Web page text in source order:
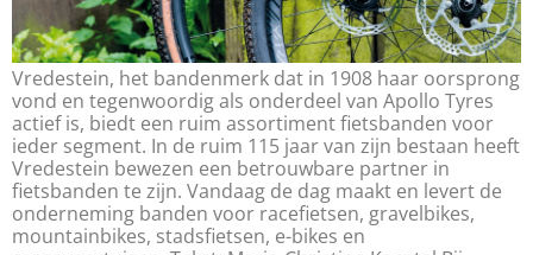
Vredestein, het bandenmerk dat in 1908 haar oorsprong
vond en tegenwoordig als onderdeel van Apollo Tyres
actief is, biedt een ruim assortiment fietsbanden voor
ieder segment. In de ruim 115 jaar van zijn bestaan heeft
Vredestein bewezen een betrouwbare partner in
fietsbanden te zijn. Vandaag de dag maakt en levert de
onderneming banden voor racefietsen, gravelbikes,
mountainbikes, stadsfietsen, e-bikes en